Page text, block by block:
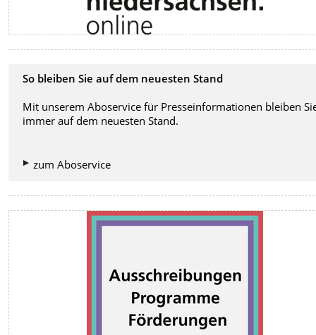
So bleiben Sie auf dem neuesten Stand
Mit unserem Aboservice für Presseinformationen bleiben
immer auf dem neuesten Stand.
zum Aboservice